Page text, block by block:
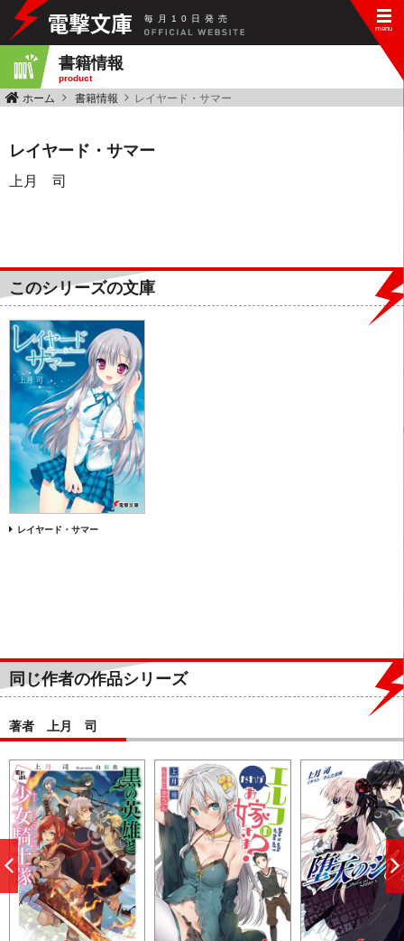
毎 月 10 日 発 売
書籍情報
product
ホーム 書籍情報 レイヤード・サマー
レイヤード・サマー
上月 司
このシリーズの文庫
レイヤード・サマー
同じ作者の作品シリーズ
著者 上月 司
前
へ